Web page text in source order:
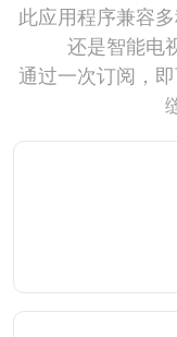
此应用程序兼容
还是智能电
通过一次订阅，